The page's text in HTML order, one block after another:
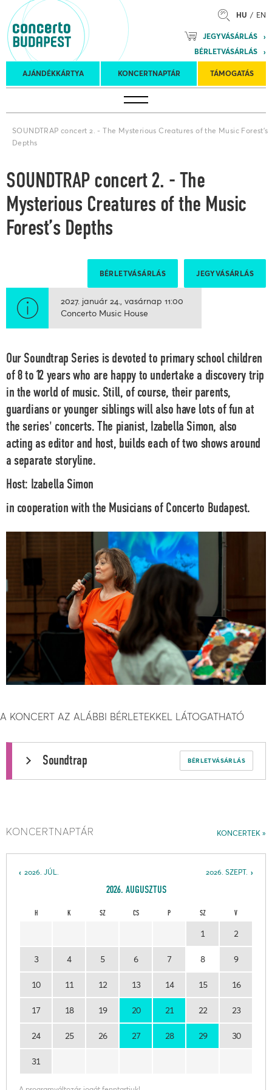
HU EN
JEGYVÁSÁRLÁS
BÉRLETVÁSÁRLÁS
AJÁNDÉKKÁRTYA KONCERTNAPTÁR TÁMOGATÁS
Koncertnaptár
turnék
Kulturális
Program
Felkéréses
koncertek
SOUNDTRAP concert 2. - The Mysterious Creatures of the Music Forest’s
Depths
SOUNDTRAP concert 2. - The
Mysterious Creatures of the Music
Forest’s Depths
JEGYVÁSÁRLÁS
BÉRLETVÁSÁRLÁS
2027. január 24. vasárnap 11:00
Concerto Music House
Our Soundtrap Series is devoted to primary school children
of 8 to 12 years who are happy to undertake a discovery trip
in the world of music. Still, of course, their parents,
guardians or younger siblings will also have lots of fun at
the series' concerts. The pianist, Izabella Simon, also
acting as editor and host, builds each of two shows around
a separate storyline.
Host: Izabella Simon
in cooperation with the Musicians of Concerto Budapest.
A KONCERT AZ ALÁBBI BÉRLETEKKEL LÁTOGATHATÓ
BÉRLETVÁSÁRLÁS
Soundtrap
KONCERTEK
KONCERTNAPTÁR
2026. SZEPT.
2026. JÚL.
2026. AUGUSZTUS
H K SZ CS P SZ V
1 2
3 4 5 6 7 8 9
10 11 12 13 14 15 16
17 18 19 20 21 22 23
24 25 26 27 28 29 30
31